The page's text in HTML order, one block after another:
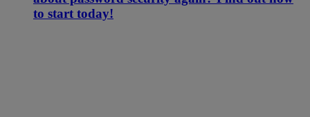
to start today!